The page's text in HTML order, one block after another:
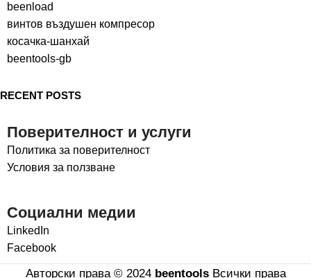
beenload
винтов въздушен компресор
косачка-шанхай
beentools-gb
RECENT POSTS
Поверителност и услуги
Политика за поверителност
Условия за ползване
Социални медии
LinkedIn
Facebook
Авторски права © 2024 beentoolsВсички права